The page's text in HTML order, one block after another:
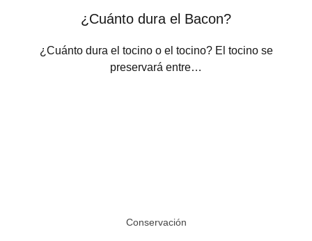
¿Cuánto dura el Bacon?
¿Cuánto dura el tocino o el tocino? El tocino se
preservará entre…
Conservación